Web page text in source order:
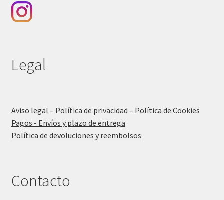
Legal
Aviso legal – Política de privacidad – Política de Cookies
Pagos - Envíos y plazo de entrega
Política de devoluciones y reembolsos
Contacto